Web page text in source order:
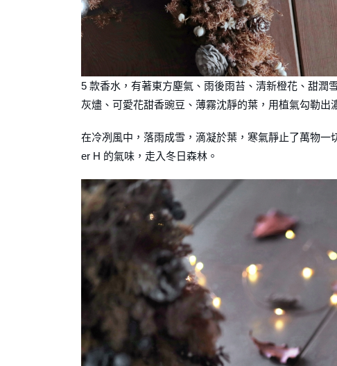
5 款香水，有著東方塵氣、雨後雨苔、清新橙花、甜潤
灰燼、可愛花甜香豌豆、薄霧沈靜的葉，用植氣勾勒出
在冷冽風中，落雨成雪，滴凝於葉，寒氣靜止了萬物
er H 的氣味，走入冬日森林。